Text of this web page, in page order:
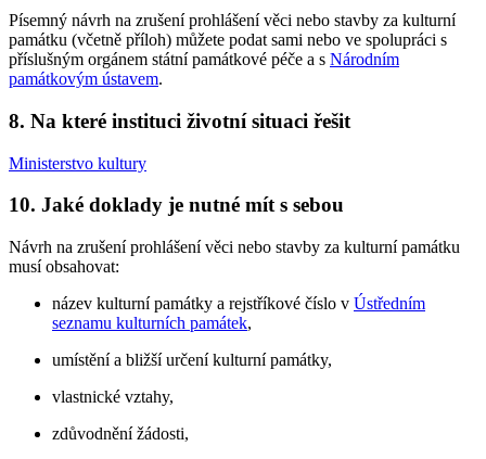
Písemný návrh na zrušení prohlášení věci nebo stavby za kulturní
památku (včetně příloh) můžete podat sami nebo ve spolupráci s
příslušným orgánem státní památkové péče a s Národním
památkovým ústavem.
8. Na které instituci životní situaci řešit
Ministerstvo kultury
10. Jaké doklady je nutné mít s sebou
Návrh na zrušení prohlášení věci nebo stavby za kulturní památku
musí obsahovat:
název kulturní památky a rejstříkové číslo v Ústředním
seznamu kulturních památek,
umístění a bližší určení kulturní památky,
vlastnické vztahy,
zdůvodnění žádosti,